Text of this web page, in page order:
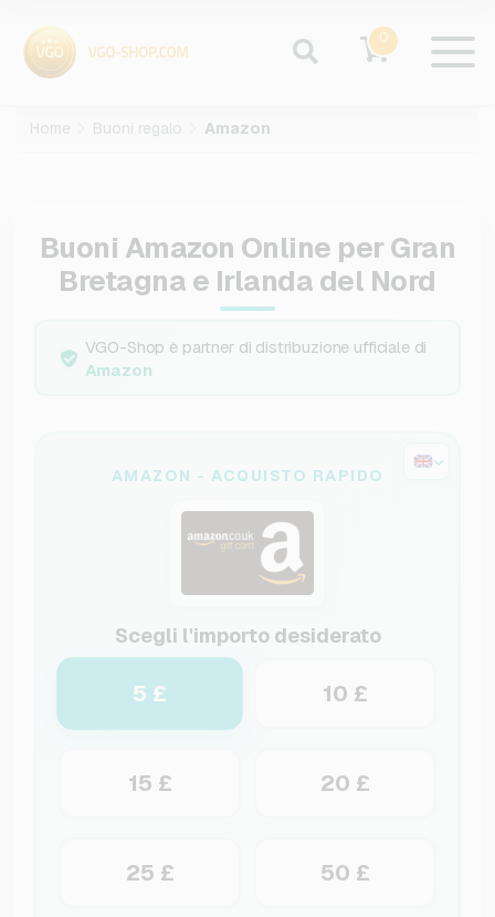
0
Home Buoni regalo Amazon
Buoni Amazon Online per Gran
Bretagna e Irlanda del Nord
VGO-Shop è partner di distribuzione ufficiale di
Amazon
AMAZON - ACQUISTO RAPIDO
Scegli l'importo desiderato
5 £ 10 £
15 £ 20 £
25 £ 50 £